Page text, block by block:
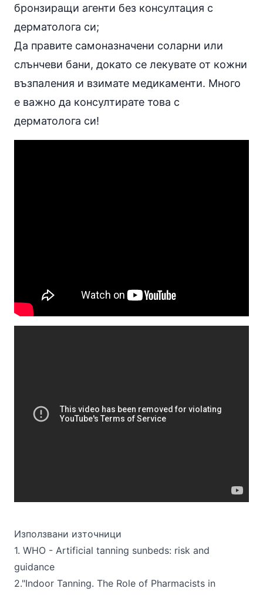
бронзиращи агенти без консултация с
дерматолога си;
Да правите самоназначени соларни или
слънчеви бани, докато се лекувате от кожни
възпаления и взимате медикаменти. Много
е важно да консултирате това с
дерматолога си!
Използвани източници
1. WHO - Artificial tanning sunbeds: risk and
guidance
2."Indoor Tanning. The Role of Pharmacists in